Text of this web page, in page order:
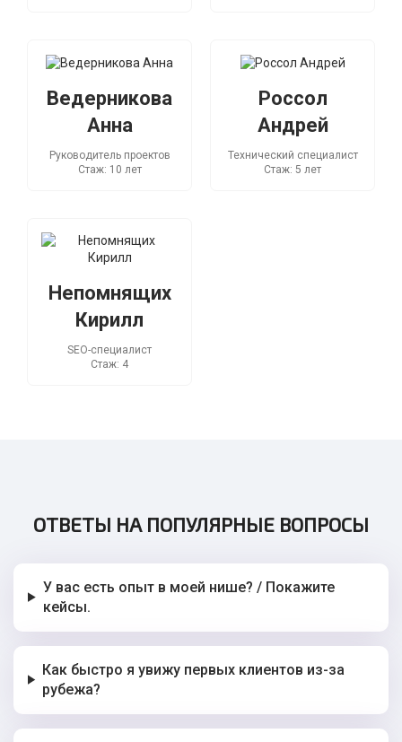
Ведерникова
Анна
Руководитель проектов
Стаж: 10 лет
Россол
Андрей
Технический специалист
Стаж: 5 лет
Непомнящих
Кирилл
SEO-специалист
Стаж: 4
ОТВЕТЫ НА ПОПУЛЯРНЫЕ ВОПРОСЫ
У вас есть опыт в моей нише? / Покажите
кейсы.
Как быстро я увижу первых клиентов из-за
рубежа?